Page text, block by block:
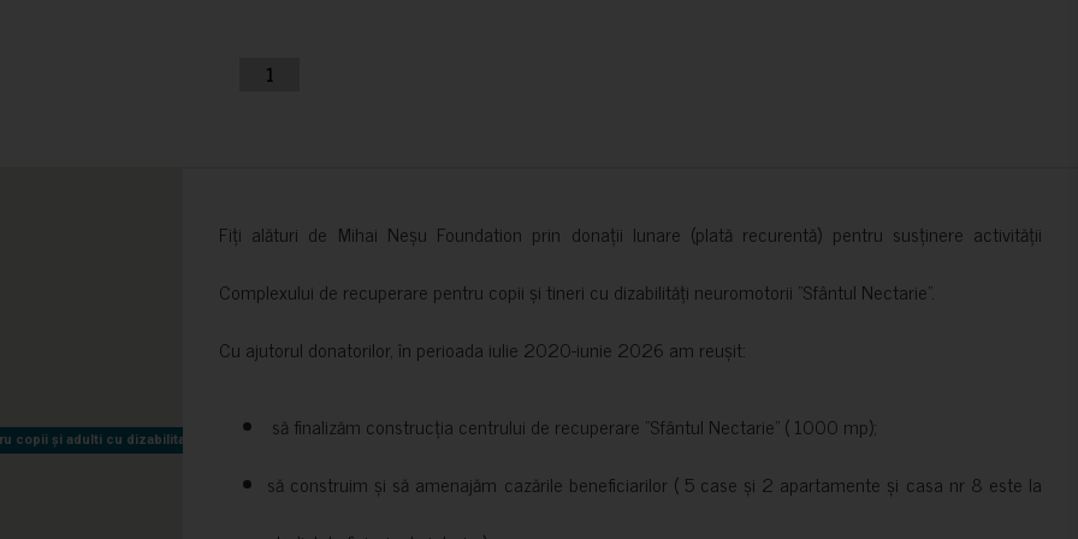
1
copii și adulti cu dizabilitati neuromotorii Sfântul Nectarie
copii și adulti cu dizabilitati neuromotorii Sfântul Nectarie
Fiți alături de Mihai Neșu Foundation prin donații lunare (plată recurentă) pentru susținere activității
Complexului de recuperare pentru copii și tineri cu dizabilități neuromotorii ”Sfântul Nectarie”.
Cu ajutorul donatorilor, în perioada iulie 2020-iunie 2026 am reușit:
să finalizăm construcția centrului de recuperare ”Sfântul Nectarie” ( 1000 mp);
să construim și să amenajăm cazările beneficiarilor ( 5 case și 2 apartamente și casa nr 8 este la